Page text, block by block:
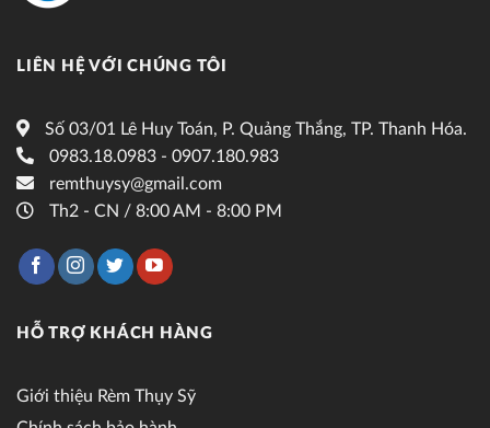
LIÊN HỆ VỚI CHÚNG TÔI
Số 03/01 Lê Huy Toán, P. Quảng Thắng, TP. Thanh Hóa.
0983.18.0983 - 0907.180.983
remthuysy@gmail.com
Th2 - CN / 8:00 AM - 8:00 PM
HỖ TRỢ KHÁCH HÀNG
Giới thiệu Rèm Thụy Sỹ